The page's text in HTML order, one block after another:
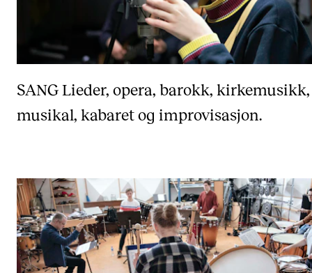
SANGLieder, opera, barokk, kirkemusikk,
musikal, kabaret og improvisasjon.